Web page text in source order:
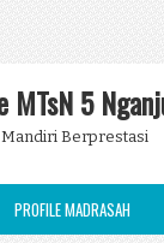
MTsN 5
Berprestasi
PROFILE MADRASAH